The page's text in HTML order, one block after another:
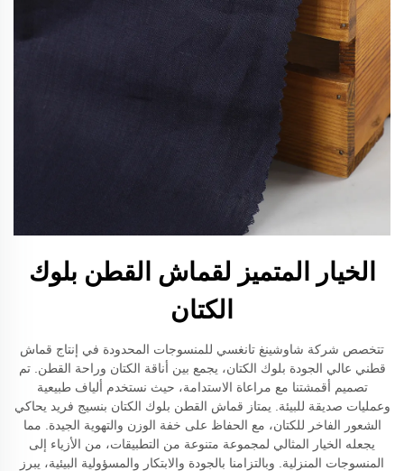
الخيار المتميز لقماش القطن بلوك
الكتان
تتخصص شركة شاوشينغ تانغسي للمنسوجات المحدودة في إنتاج قماش
قطني عالي الجودة بلوك الكتان، يجمع بين أناقة الكتان وراحة القطن. تم
تصميم أقمشتنا مع مراعاة الاستدامة، حيث نستخدم ألياف طبيعية
وعمليات صديقة للبيئة. يمتاز قماش القطن بلوك الكتان بنسيج فريد يحاكي
الشعور الفاخر للكتان، مع الحفاظ على خفة الوزن والتهوية الجيدة. مما
يجعله الخيار المثالي لمجموعة متنوعة من التطبيقات، من الأزياء إلى
المنسوجات المنزلية. وبالتزامنا بالجودة والابتكار والمسؤولية البيئية، يبرز